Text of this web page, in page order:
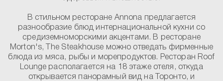
В стильном ресторане Annona предлагается
разнообразие блюд интернациональной кухни со
средиземноморскими акцентами. В ресторане
Morton's, The Steakhouse можно отведать фирменные
блюда из мяса, рыбы и морепродуктов. Ресторан Roof
Lounge располагается на 18 этаже отеля, откуда
открывается панорамный вид на Торонто, и